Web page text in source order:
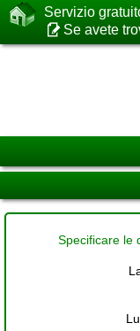
Servizio
Se avete
Specificare le